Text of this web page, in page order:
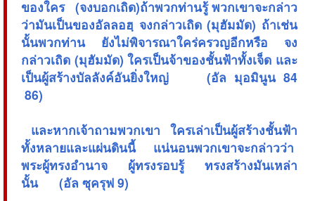
ของใคร (จงบอกเถิด)ถ้าพวกท่านรู้ พวกเขาจะกล่าว
ว่ามันเป็นของอัลลอฮฺ จงกล่าวเถิด (มุฮัมมัด) ถ้าเช่น
นั้นพวกท่าน ยังไม่พิจารณาใคร่ครวญอีกหรือ จง
กล่าวเถิด (มุฮัมมัด) ใครเป็นจ้าของชั้นฟ้าทั้งเจ็ด และ
เป็นผู้สร้างบัลลังค์อันยิ่งใหญ่ (อัล มุอมินูน 84
 86)
 และหากเจ้าถามพวกเขา ใครเล่าเป็นผู้สร้างชั้นฟ้า
ทั้งหลายและแผ่นดินนี้ แน่นอนพวกเขาจะกล่าวว่า
พระผู้ทรงอำนาจ ผู้ทรงรอบรู้ ทรงสร้างมันเหล่า
นั้น (อัล ซุครุฟ 9)